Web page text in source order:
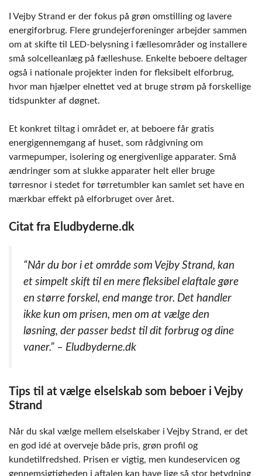
I Vejby Strand er der fokus på grøn omstilling og lavere
energiforbrug. Flere grundejerforeninger arbejder sammen
om at skifte til LED-belysning i fællesområder og installere
små solcelleanlæg på fælleshuse. Enkelte beboere deltager
også i nationale projekter inden for fleksibelt elforbrug,
hvor man hjælper elnettet ved at bruge strøm på forskellige
tidspunkter af døgnet.
Et konkret tiltag i området er, at beboere får gratis
energigennemgang af huset, som rådgivning om
varmepumper, isolering og energivenlige apparater. Små
ændringer som at slukke apparater helt eller bruge
tørresnor i stedet for tørretumbler kan samlet set have en
mærkbar effekt på elforbruget over året.
Citat fra Eludbyderne.dk
“Når du bor i et område som Vejby Strand, kan
et simpelt skift til en mere fleksibel elaftale gøre
en større forskel, end mange tror. Det handler
ikke kun om prisen, men om at vælge den
løsning, der passer bedst til dit forbrug og dine
vaner.” – Eludbyderne.dk
Tips til at vælge elselskab som beboer i Vejby
Strand
Når du skal vælge mellem elselskaber i Vejby Strand, er det
en god idé at overveje både pris, grøn profil og
kundetilfredshed. Prisen er vigtig, men kundeservicen og
gennemsigtigheden i aftalen kan have lige så stor betydning